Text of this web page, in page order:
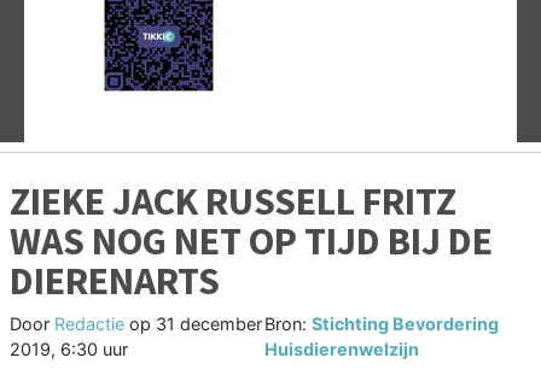
ZIEKE JACK RUSSELL FRITZ
WAS NOG NET OP TIJD BIJ DE
DIERENARTS
Door Redactie op 31 december
2019, 6:30 uur
Bron:Stichting Bevordering
Huisdierenwelzijn